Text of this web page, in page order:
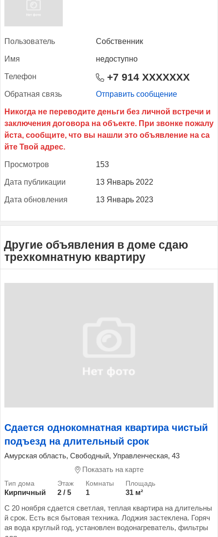
Поль­зо­ватель Собственник
Имя недоступно
Те­лефон +7 914 XXXXXXX
Об­ратная связь Отправить сообщение
Прос­мотров 153
Да­та пуб­ли­кации 13 Январь 2022
Да­та об­новле­ния 13 Январь 2023
Другие объявления в доме сдаю
трехкомнатную квартиру
Сдается однокомнатная квартира чистый
подъезд на длительный срок
Амурская область, Свободный, Управленческая, 43
Показать на карте
Кирпичный 2 / 5 1
31 м²
С 20 ноября сдается светлая, теплая квартира на длительны
й срок. Есть вся бытовая техника. Лоджия застеклена. Горяч
ая вода круглый год, установлен водонагреватель, фильтры